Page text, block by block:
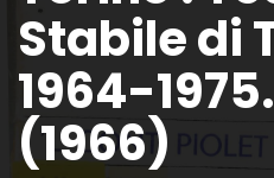
Stabile di
1964-
(1966)